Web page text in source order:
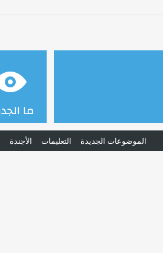
ما
الموضوعات الجديدة التعليمات الأجندة